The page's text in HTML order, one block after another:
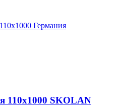
110х1000 SKOLAN